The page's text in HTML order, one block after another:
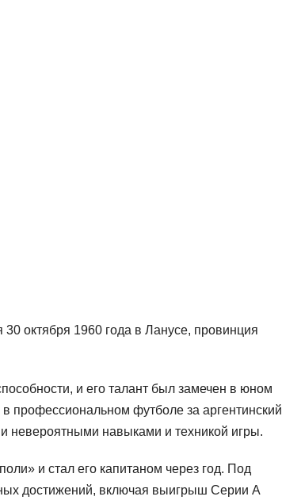
октября 1960 года в Ланусе, провинция
и его талант был замечен в юном
профессиональном футболе за аргентинский
невероятными навыками и техникой игры.
и стал его капитаном через год. Под
достижений, включая выигрыш Серии А